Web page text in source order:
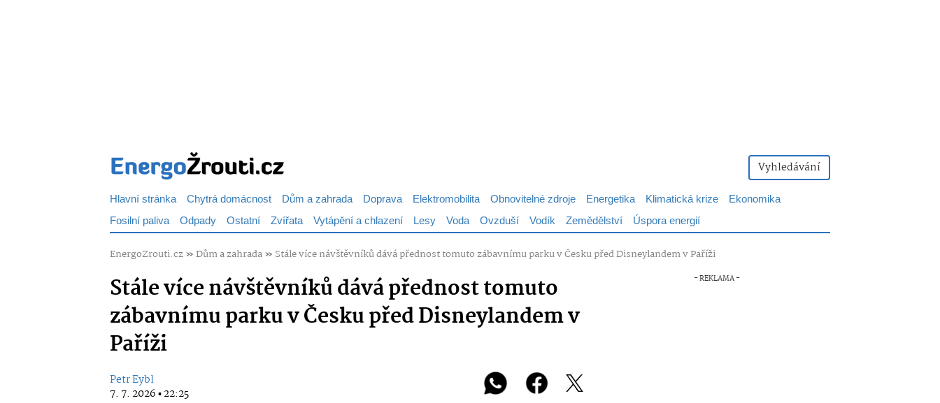
Vyhledávání
Hlavní stránka Chytrá domácnost Dům a zahrada Doprava Elektromobilita Obnovitelné zdroje Energetika Klimatická krize
Ekonomika
Fosilní paliva Odpady Ostatní Zvířata Vytápění a chlazení Lesy Voda Ovzduší Vodík Zemědělství Úspora energií
EnergoZrouti.cz»Dům a zahrada» Stále více návštěvníků dává přednost tomuto zábavnímu parku v Česku před Disneylandem v Paříži
Stále více návštěvníků dává přednost tomuto
zábavnímu parku v Česku před Disneylandem v
Paříži
Petr Eybl
7. 7. 2026 ▪ 22:25